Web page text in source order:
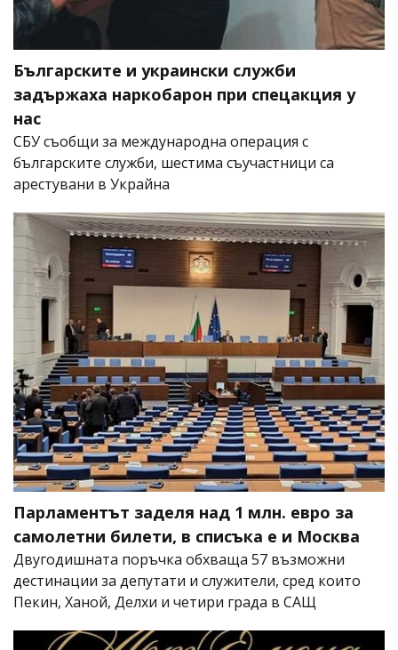
Българските и украински служби
задържаха наркобарон при спецакция у
нас
СБУ съобщи за международна операция с
българските служби, шестима съучастници са
арестувани в Украйна
Парламентът заделя над 1 млн. евро за
самолетни билети, в списъка е и Москва
Двугодишната поръчка обхваща 57 възможни
дестинации за депутати и служители, сред които
Пекин, Ханой, Делхи и четири града в САЩ